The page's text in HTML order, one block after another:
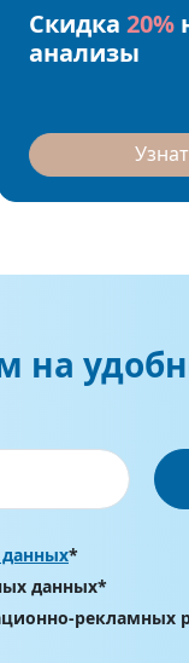
Скидка 20%
анализы
на
данных*
данных*